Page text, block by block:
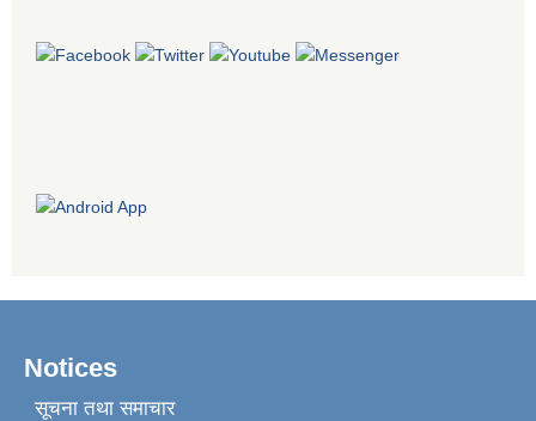
Notices
सूचना तथा समाचार